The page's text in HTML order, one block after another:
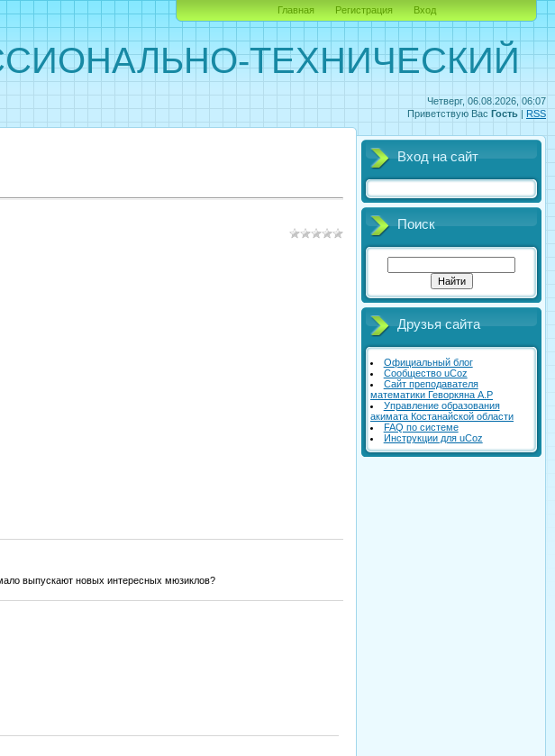
Четверг, 06.08.2026, 06:07
Приветствую Вас Гость | RSS
ТЕХНИЧЕСКИЙ
Главная Регистрация Вход
выпускают новых интересных мюзиклов?
Вход на сайт
Поиск
Друзья сайта
Официальный блог
Сообщество uCoz
Сайт преподавателя
математики Геворкяна А.Р
Управление образования
акимата Костанайской области
FAQ по системе
Инструкции для uCoz